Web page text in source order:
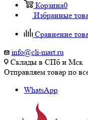
Корзина0
Избранные
Сравнение
info@cli-mart.ru
Склады в СПб и Мск
Отправляем товар по
WhatsApp